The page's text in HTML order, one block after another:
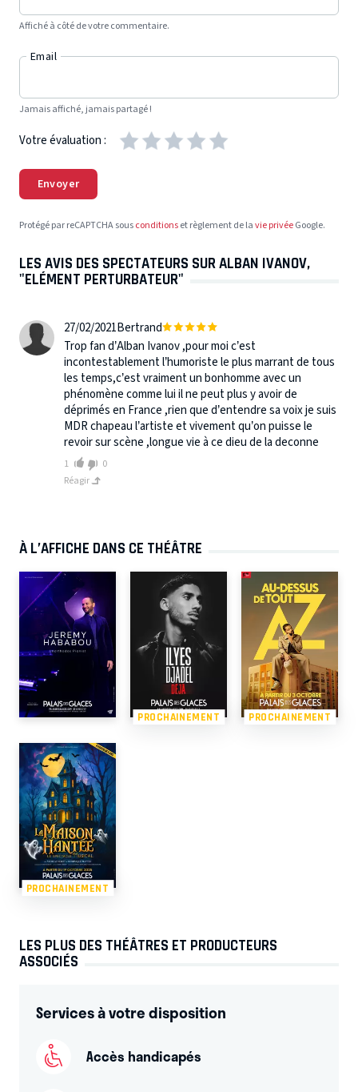
Affiché à côté de votre commentaire.
Email
Jamais affiché, jamais partagé !
Votre évaluation :
Envoyer
Protégé par reCAPTCHA sousconditionset règlement de lavie privéeGoogle.
LES AVIS DES SPECTATEURS SUR ALBAN IVANOV,
"ELÉMENT PERTURBATEUR"
27/02/2021Bertrand
Trop fan d’Alban Ivanov ,pour moi c’est
incontestablement l’humoriste le plus marrant de tous
les temps,c’est vraiment un bonhomme avec un
phénomène comme lui il ne peut plus y avoir de
déprimés en France ,rien que d’entendre sa voix je suis
MDR chapeau l’artiste et vivement qu’on puisse le
revoir sur scène ,longue vie à ce dieu de la deconne
1
0
Réagir
À L’AFFICHE DANS CE THÉÂTRE
PROCHAINEMENT PROCHAINEMENT
PROCHAINEMENT
LES PLUS DES THÉÂTRES ET PRODUCTEURS
ASSOCIÉS
Services à votre disposition
Accès handicapés